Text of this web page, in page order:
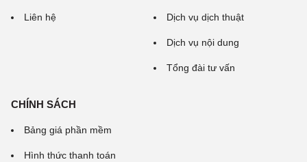
Liên hệ Dịch vụ dịch thuật
Dịch vụ nội dung
Tổng đài tư vấn
CHÍNH SÁCH
Bảng giá phần mềm
Hình thức thanh toán